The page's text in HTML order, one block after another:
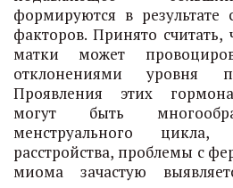
формируются в результате
факторов. Принято
матки может
отклонениями уровня
Проявления этих
могут быть
менструального цикла,
расстройства, проблемы с
миома зачастую